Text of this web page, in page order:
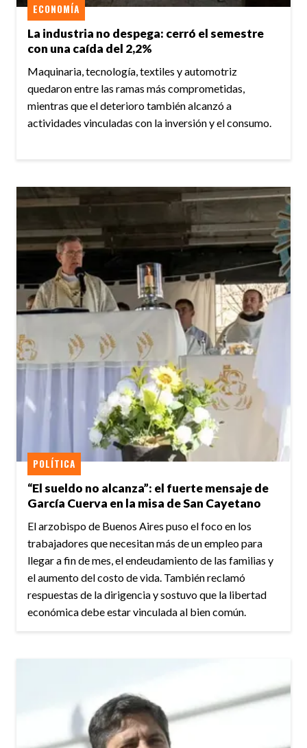
La industria no despega: cerró el semestre
con una caída del 2,2%
ECONOMÍA
Maquinaria, tecnología, textiles y automotriz
quedaron entre las ramas más comprometidas,
mientras que el deterioro también alcanzó a
actividades vinculadas con la inversión y el consumo.
“El sueldo no alcanza”: el fuerte mensaje de
García Cuerva en la misa de San Cayetano
POLÍTICA
El arzobispo de Buenos Aires puso el foco en los
trabajadores que necesitan más de un empleo para
llegar a fin de mes, el endeudamiento de las familias y
el aumento del costo de vida. También reclamó
respuestas de la dirigencia y sostuvo que la libertad
económica debe estar vinculada al bien común.